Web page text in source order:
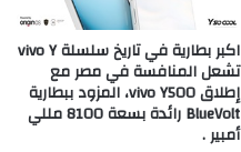
اكبر بطارية في تاريخ سلسلة vivo Y
تشعل المنافسة في مصر مع
إطلاق vivo Y500، المزود ببطارية
BlueVolt رائدة بسعة 8100 مللي
أمبير .